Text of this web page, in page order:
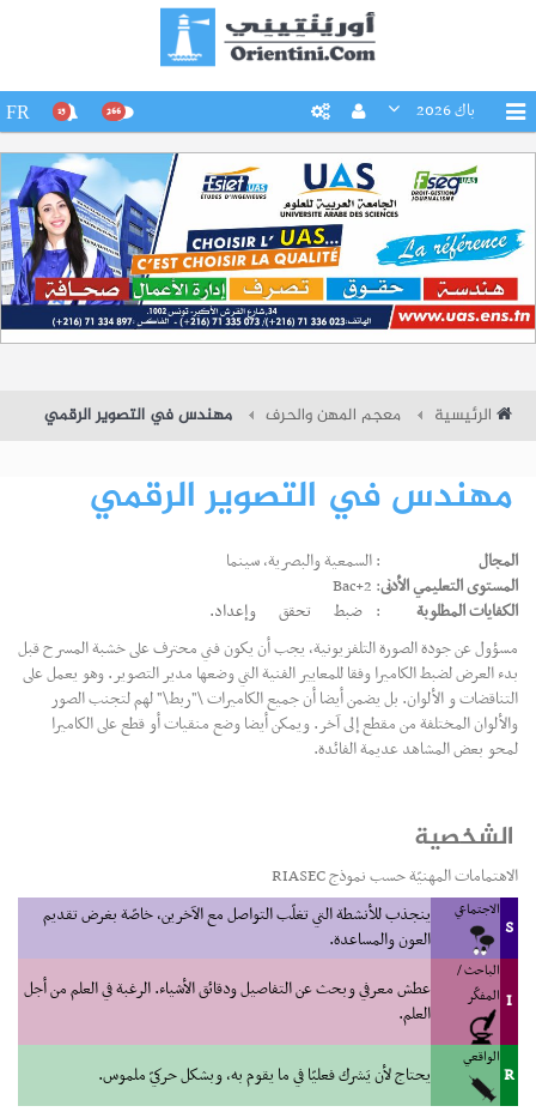
باك 2026 266
15
FR
الرئيسية معجم المهن والحرف مهندس في التصوير الرقمي
مهندس في التصوير الرقمي
المجال
: السمعية والبصرية، سينما
المستوى التعليمي الأدنى: Bac+2
الكفايات المطلوبة
: ضبط تحقق
وإعداد.
مسؤول عن جودة الصورة التلفزيونية، يجب أن يكون فني محترف على خشبة المسرح قبل
بدء العرض لضبط الكاميرا وفقا للمعايير الفنية التي وضعها مدير التصوير. وهو يعمل على
التناقضات و الألوان. بل يضمن أيضا أن جميع الكاميرات \"ربط\" لهم لتجنب الصور
والألوان المختلفة من مقطع إلى آخر. ويمكن أيضا وضع منقيات أو قطع على الكاميرا
لمحو بعض المشاهد عديمة الفائدة.
الشخصية
الاهتمامات المهنيّة حسب نموذج RIASEC
S
الاجتماعي
ينجذب للأنشطة التي تغلّب التواصل مع الآخرين، خاصّة بغرض تقديم
العون والمساعدة.
I
الباحث /
المفكّر
عطش معرفي وبحث عن التفاصيل ودقائق الأشياء. الرغبة في العلم من أجل
العلم.
R
الواقعي
يحتاج لأن يَشرك فعليّا في ما يقوم به، وبشكل حركيّ ملموس.